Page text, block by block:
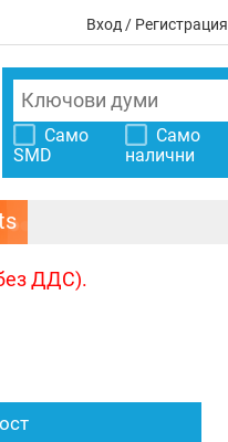
Вход / Регистрация
Само
SMD
Само
налични
ДДС).